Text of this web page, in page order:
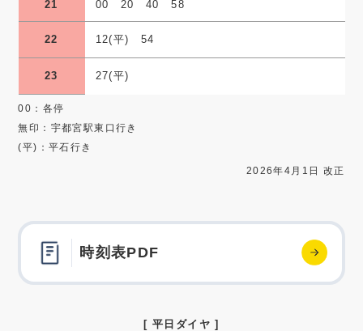
21 00 20 40 58
22 12(平) 54
23 27(平)
00：各停
無印：宇都宮駅東口行き
(平)：平石行き
2026年4月1日 改正
時刻表PDF
[ 平日ダイヤ ]